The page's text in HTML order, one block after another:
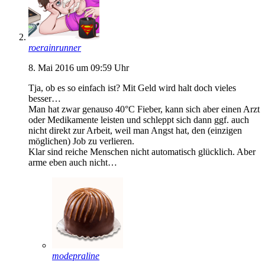
roerainrunner
8. Mai 2016 um 09:59 Uhr
Tja, ob es so einfach ist? Mit Geld wird halt doch vieles
besser…
Man hat zwar genauso 40°C Fieber, kann sich aber einen Arzt
oder Medikamente leisten und schleppt sich dann ggf. auch
nicht direkt zur Arbeit, weil man Angst hat, den (einzigen
möglichen) Job zu verlieren.
Klar sind reiche Menschen nicht automatisch glücklich. Aber
arme eben auch nicht…
modepraline